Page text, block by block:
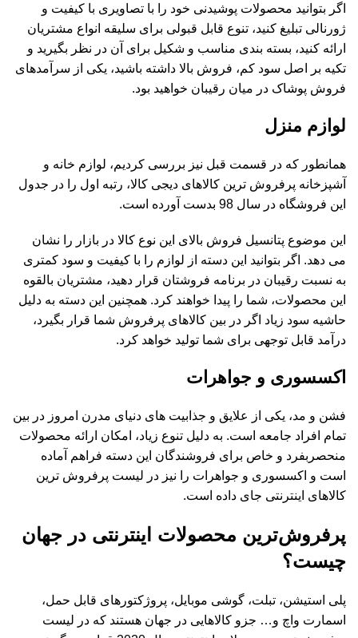
اگر بتوانید محصولات پوشیدنی خود را با تصاویری با کیفیت و
ژورنالی تبلیغ کنید، تنوع قابل قبولی برای سلیقه انواع مشتریان
ارائه کنید، بسته بندی مناسب و شکیل برای آن در نظر بگیرید و
تکیه بر اصل سود کم، فروش بالا داشته باشید، یکی از سرآمد­های
فروش پوشاک در میان رقیبان خواهید بود.
لوازم منزل
همانطور که در قسمت قبل نیز بررسی کردیم، لوازم خانه و
آشپزخانه پرفروش ترین کالاهای دیجی کالا، رتبه اول را در جدول
این فروشگاه در سال 98 بدست آورده است.
این موضوع پتانسیل فروش بالای این نوع کالا در بازار را نشان
می د­هد. اگر بتوانید این دسته از لوازم را با کیفیت و سود کمتری
به نسبت رقیبان در برنامه فروشتان قرار دهید، مشتریان بالقوه
این محصولات، شما را پیدا خواهند کرد. همچنین این دسته به دلیل
حاشیه سود زیاد اگر در بین کالاهای پرفروش شما قرار بگیرد،
درآمد قابل توجهی برای شما تولید خواهد کرد.
اکسسوری و جواهرات
فشن و مد، یکی از علایق و جذابیت ­های دنیای مدرن امروز در بین
تمام افراد جامعه است. به دلیل تنوع زیاد، امکان ارائه محصولات
منحصربفرد و خاص برای فروشندگان این دسته فراهم آماده
است و اکسسوری و جواهرات را نیز در لیست پرفروش ترین
کالاهای اینترنتی جای داده است.
پرفروش‌ترین محصولات اینترنتی در جهان
چیست؟
پلی استیشن، تبلت، گوشی موبایل، پروژکتورهای قابل حمل،
اسمارت واچ و… جزو کالاهایی در جهان هستند که در لیست